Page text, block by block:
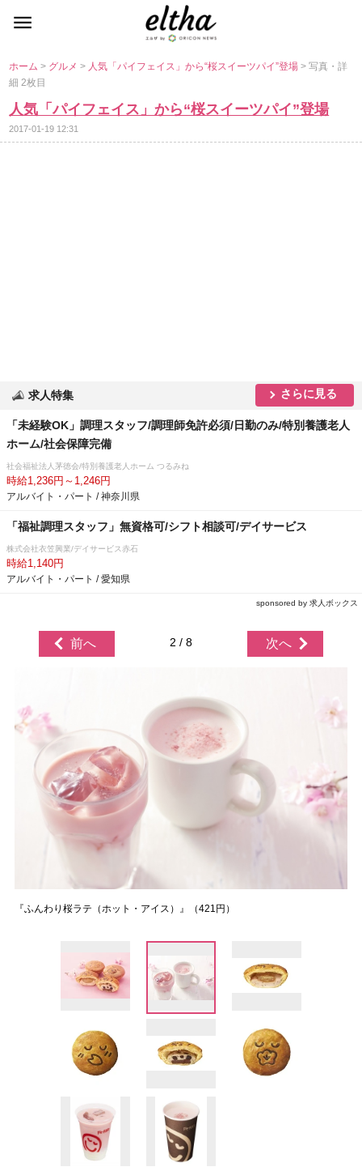
ホーム> グルメ> 人気「パイフェイス」から“桜スイーツパイ”登場> 写真・詳
細 2枚目
人気「パイフェイス」から“桜スイーツパイ”登場
2017-01-19 12:31
求人特集 さらに見る
「未経験OK」調理スタッフ/調理師免許必須/日勤のみ/特別養護老人
ホーム/社会保障完備
社会福祉法人茅徳会/特別養護老人ホーム つるみね
時給1,236円～1,246円
アルバイト・パート / 神奈川県
「福祉調理スタッフ」無資格可/シフト相談可/デイサービス
株式会社衣笠興業/デイサービス赤石
時給1,140円
アルバイト・パート / 愛知県
sponsored by 求人ボックス
前へ 2 / 8 次へ
『ふんわり桜ラテ（ホット・アイス）』（421円）